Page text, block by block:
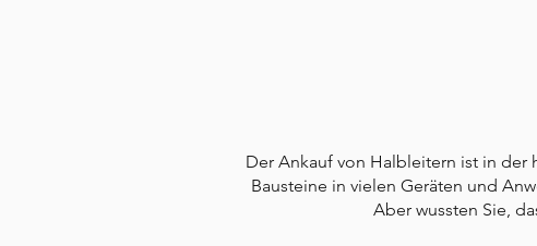
Der Ankauf von Halbleitern ist in
Bausteine in vielen Geräten und
Aber wussten Sie,